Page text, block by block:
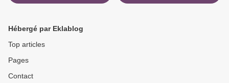
Hébergé par Eklablog
Top articles
Pages
Contact